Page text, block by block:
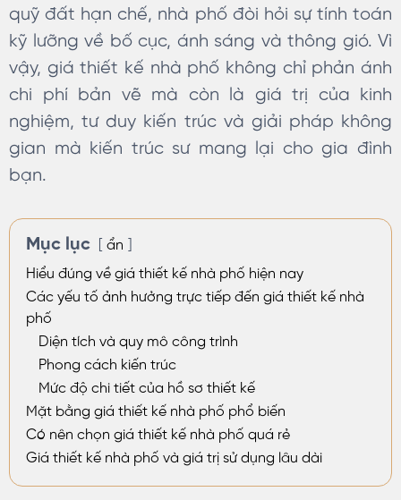
quỹ đất hạn chế, nhà phố đòi hỏi sự tính toán
kỹ lưỡng về bố cục, ánh sáng và thông gió. Vì
vậy, giá thiết kế nhà phố không chỉ phản ánh
chi phí bản vẽ mà còn là giá trị của kinh
nghiệm, tư duy kiến trúc và giải pháp không
gian mà kiến trúc sư mang lại cho gia đình
bạn.
Mục lục
ẩn
Hiểu đúng về giá thiết kế nhà phố hiện nay
Các yếu tố ảnh hưởng trực tiếp đến giá thiết kế nhà
phố
Diện tích và quy mô công trình
Phong cách kiến trúc
Mức độ chi tiết của hồ sơ thiết kế
Mặt bằng giá thiết kế nhà phố phổ biến
Có nên chọn giá thiết kế nhà phố quá rẻ
Giá thiết kế nhà phố và giá trị sử dụng lâu dài